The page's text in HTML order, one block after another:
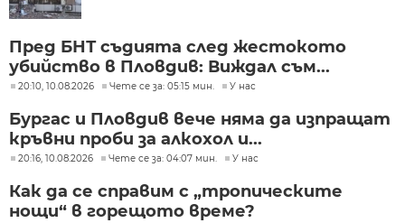
Пред БНТ съдията след жестокото
убийство в Пловдив: Виждал съм...
20:10, 10.08.2026 Чете се за: 05:15 мин. У нас
Бургас и Пловдив вече няма да изпращат
кръвни проби за алкохол и...
20:16, 10.08.2026 Чете се за: 04:07 мин. У нас
Как да се справим с „тропическите
нощи“ в горещото време?